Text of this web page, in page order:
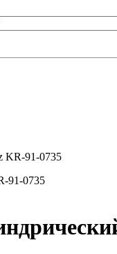
KR-91-0735